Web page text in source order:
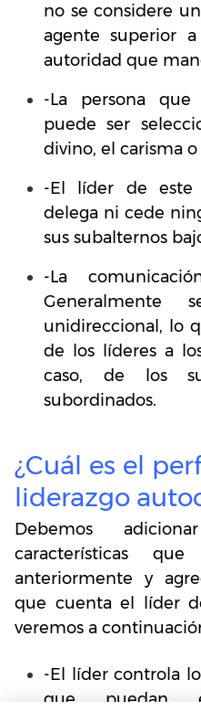
no se considere
agente superior
autoridad que
-La persona
puede ser
divino, el carisma
-El líder de este
delega ni cede
sus subalternos
-La
unidireccional, lo
de los líderes a
caso, de los
subordinados.
¿Cuál es el
liderazgo
Debemos
características
anteriormente y
que cuenta el líder
veremos a
-El líder controla
que puedan